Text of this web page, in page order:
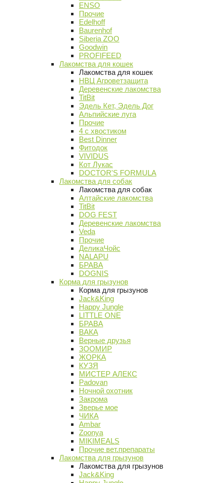
ENSO
Прочие
Edelhoff
Baurenhof
Siberia ZOO
Goodwin
PROFIFEED
Лакомства для кошек
Лакомства для кошек
НВЦ Агроветзащита
Деревенские лакомства
TitBit
Эдель Кет, Эдель Дог
Альпийские луга
Прочие
4 с хвостиком
Best Dinner
Фитодок
VIVIDUS
Кот Лукас
DOCTOR'S FORMULA
Лакомства для собак
Лакомства для собак
Алтайские лакомства
TitBit
DOG FEST
Деревенские лакомства
Veda
Прочие
ДеликаЧойс
NALAPU
БРАВА
DOGNIS
Корма для грызунов
Корма для грызунов
Jack&King
Happy Jungle
LITTLE ONE
БРАВА
ВАКА
Верные друзья
ЗООМИР
ЖОРКА
КУЗЯ
МИСТЕР АЛЕКС
Padovan
Ночной охотник
Закрома
Зверье мое
ЧИКА
Ambar
Zoonya
MIKIMEALS
Прочие вет.препараты
Лакомства для грызунов
Лакомства для грызунов
Jack&King